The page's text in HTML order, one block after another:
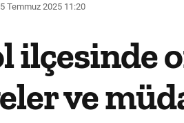
Temmuz 2025 11:20
ilçesinde
ve